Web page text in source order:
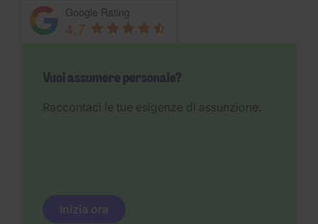
Google Rating
4.7
Vuoi assumere personale?
Raccontaci le tue esigenze di assunzione.
Inizia ora